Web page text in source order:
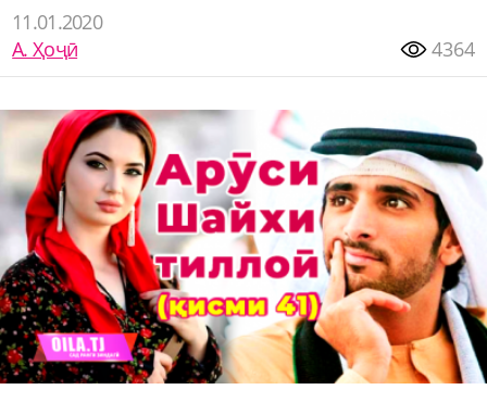
11.01.2020
А. Ҳоҷӣ
4364